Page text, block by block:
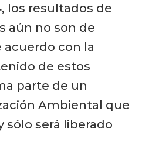
los resultados de
aún no son de
acuerdo con la
de estos
parte de un
Ambiental que
sólo será liberado